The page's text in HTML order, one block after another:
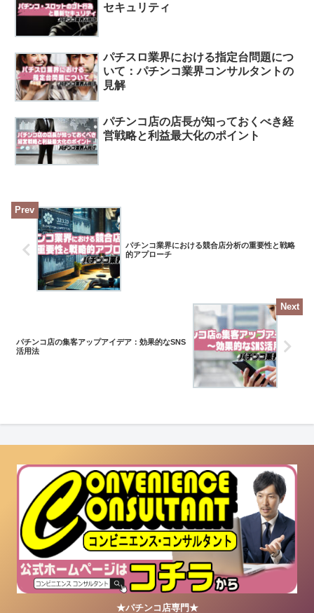
セキュリティ
パチスロ業界における指定台問題につ
いて：パチンコ業界コンサルタントの
見解
パチンコ店の店長が知っておくべき経
営戦略と利益最大化のポイント
パチンコ業界における競合店分析の重要性と戦略
的アプローチ
パチンコ店の集客アップアイデア：効果的なSNS
活用法
★パチンコ店専門★